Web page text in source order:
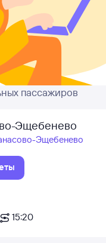
пассажиров
Эщебенево
Эщебенево
15:20